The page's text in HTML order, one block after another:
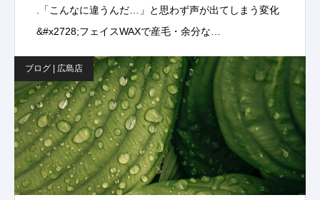
.「こんなに違うんだ…」と思わず声が出てしまう変化
&#x2728;フェイスWAXで産毛・余分な…
ブログ | 広島店